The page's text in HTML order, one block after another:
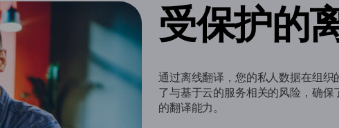
受保护的
通过离线翻译，您的私人数据在组
了与基于云的服务相关的风险，确
的翻译能力。